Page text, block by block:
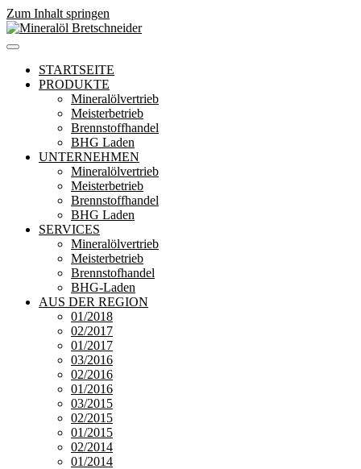
Zum Inhalt springen
STARTSEITE
PRODUKTE
Mineralölvertrieb
Meisterbetrieb
Brennstoffhandel
BHG Laden
UNTERNEHMEN
Mineralölvertrieb
Meisterbetrieb
Brennstoffhandel
BHG Laden
SERVICES
Mineralölvertrieb
Meisterbetrieb
Brennstofhandel
BHG-Laden
AUS DER REGION
01/2018
02/2017
01/2017
03/2016
02/2016
01/2016
03/2015
02/2015
01/2015
02/2014
01/2014